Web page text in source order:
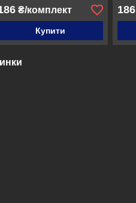
₴/комплект
Купити
186